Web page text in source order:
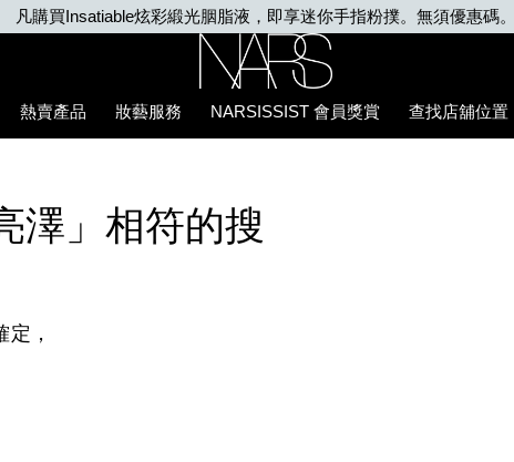
凡購買Insatiable炫彩緞光胭脂液，即享迷你手指粉撲。無須優惠碼
熱賣產品 妝藝服務 NARSISSIST 會員獎賞 查找店舖位置
澤」相符的搜
，